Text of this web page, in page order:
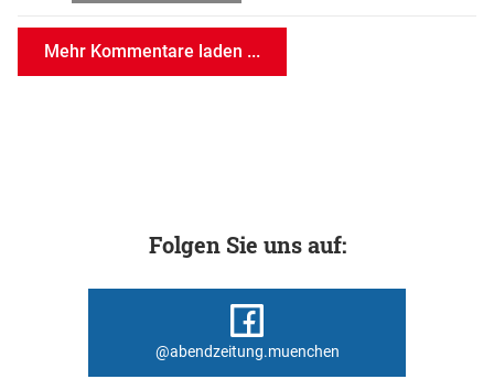
Mehr Kommentare laden ...
Folgen Sie uns auf:
@abendzeitung.muenchen